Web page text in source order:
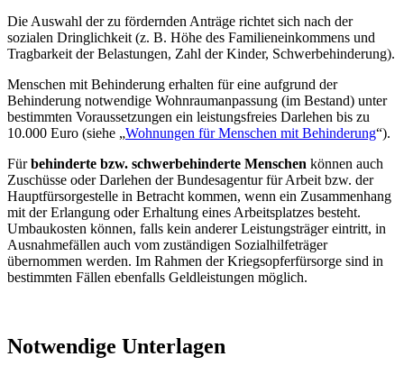
Die Auswahl der zu fördernden Anträge richtet sich nach der
sozialen Dringlichkeit (z. B. Höhe des Familieneinkommens und
Tragbarkeit der Belastungen, Zahl der Kinder, Schwerbehinderung).
Menschen mit Behinderung erhalten für eine aufgrund der
Behinderung notwendige Wohnraumanpassung (im Bestand) unter
bestimmten Voraussetzungen ein leistungsfreies Darlehen bis zu
10.000 Euro (siehe „Wohnungen für Menschen mit Behinderung“).
Fürbehinderte bzw. schwerbehinderte Menschen können auch
Zuschüsse oder Darlehen der Bundesagentur für Arbeit bzw. der
Hauptfürsorgestelle in Betracht kommen, wenn ein Zusammenhang
mit der Erlangung oder Erhaltung eines Arbeitsplatzes besteht.
Umbaukosten können, falls kein anderer Leistungsträger eintritt, in
Ausnahmefällen auch vom zuständigen Sozialhilfeträger
übernommen werden. Im Rahmen der Kriegsopferfürsorge sind in
bestimmten Fällen ebenfalls Geldleistungen möglich.
Notwendige Unterlagen